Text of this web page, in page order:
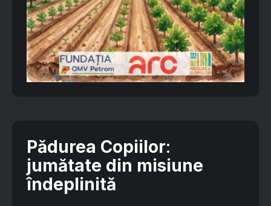
Pădurea Copiilor:
jumătate din misiune
îndeplinită